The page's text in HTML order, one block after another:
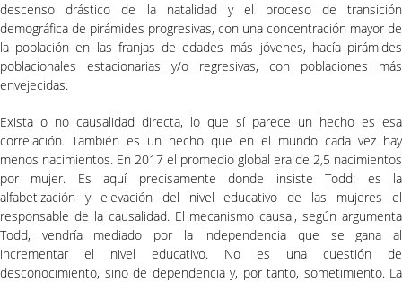
descenso drástico de la natalidad y el proceso de transición
demográfica de pirámides progresivas, con una concentración mayor de
la población en las franjas de edades más jóvenes, hacía pirámides
poblacionales estacionarias y/o regresivas, con poblaciones más
envejecidas.
Exista o no causalidad directa, lo que sí parece un hecho es esa
correlación. También es un hecho que en el mundo cada vez hay
menos nacimientos. En 2017 el promedio global era de 2,5 nacimientos
por mujer. Es aquí precisamente donde insiste Todd: es la
alfabetización y elevación del nivel educativo de las mujeres el
responsable de la causalidad. El mecanismo causal, según argumenta
Todd, vendría mediado por la independencia que se gana al
incrementar el nivel educativo. No es una cuestión de
desconocimiento, sino de dependencia y, por tanto, sometimiento. La